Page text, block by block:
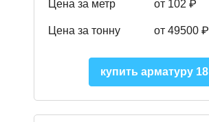
Цена за метр от 102 ₽
Цена за тонну от 49500 ₽
купить арматуру 18